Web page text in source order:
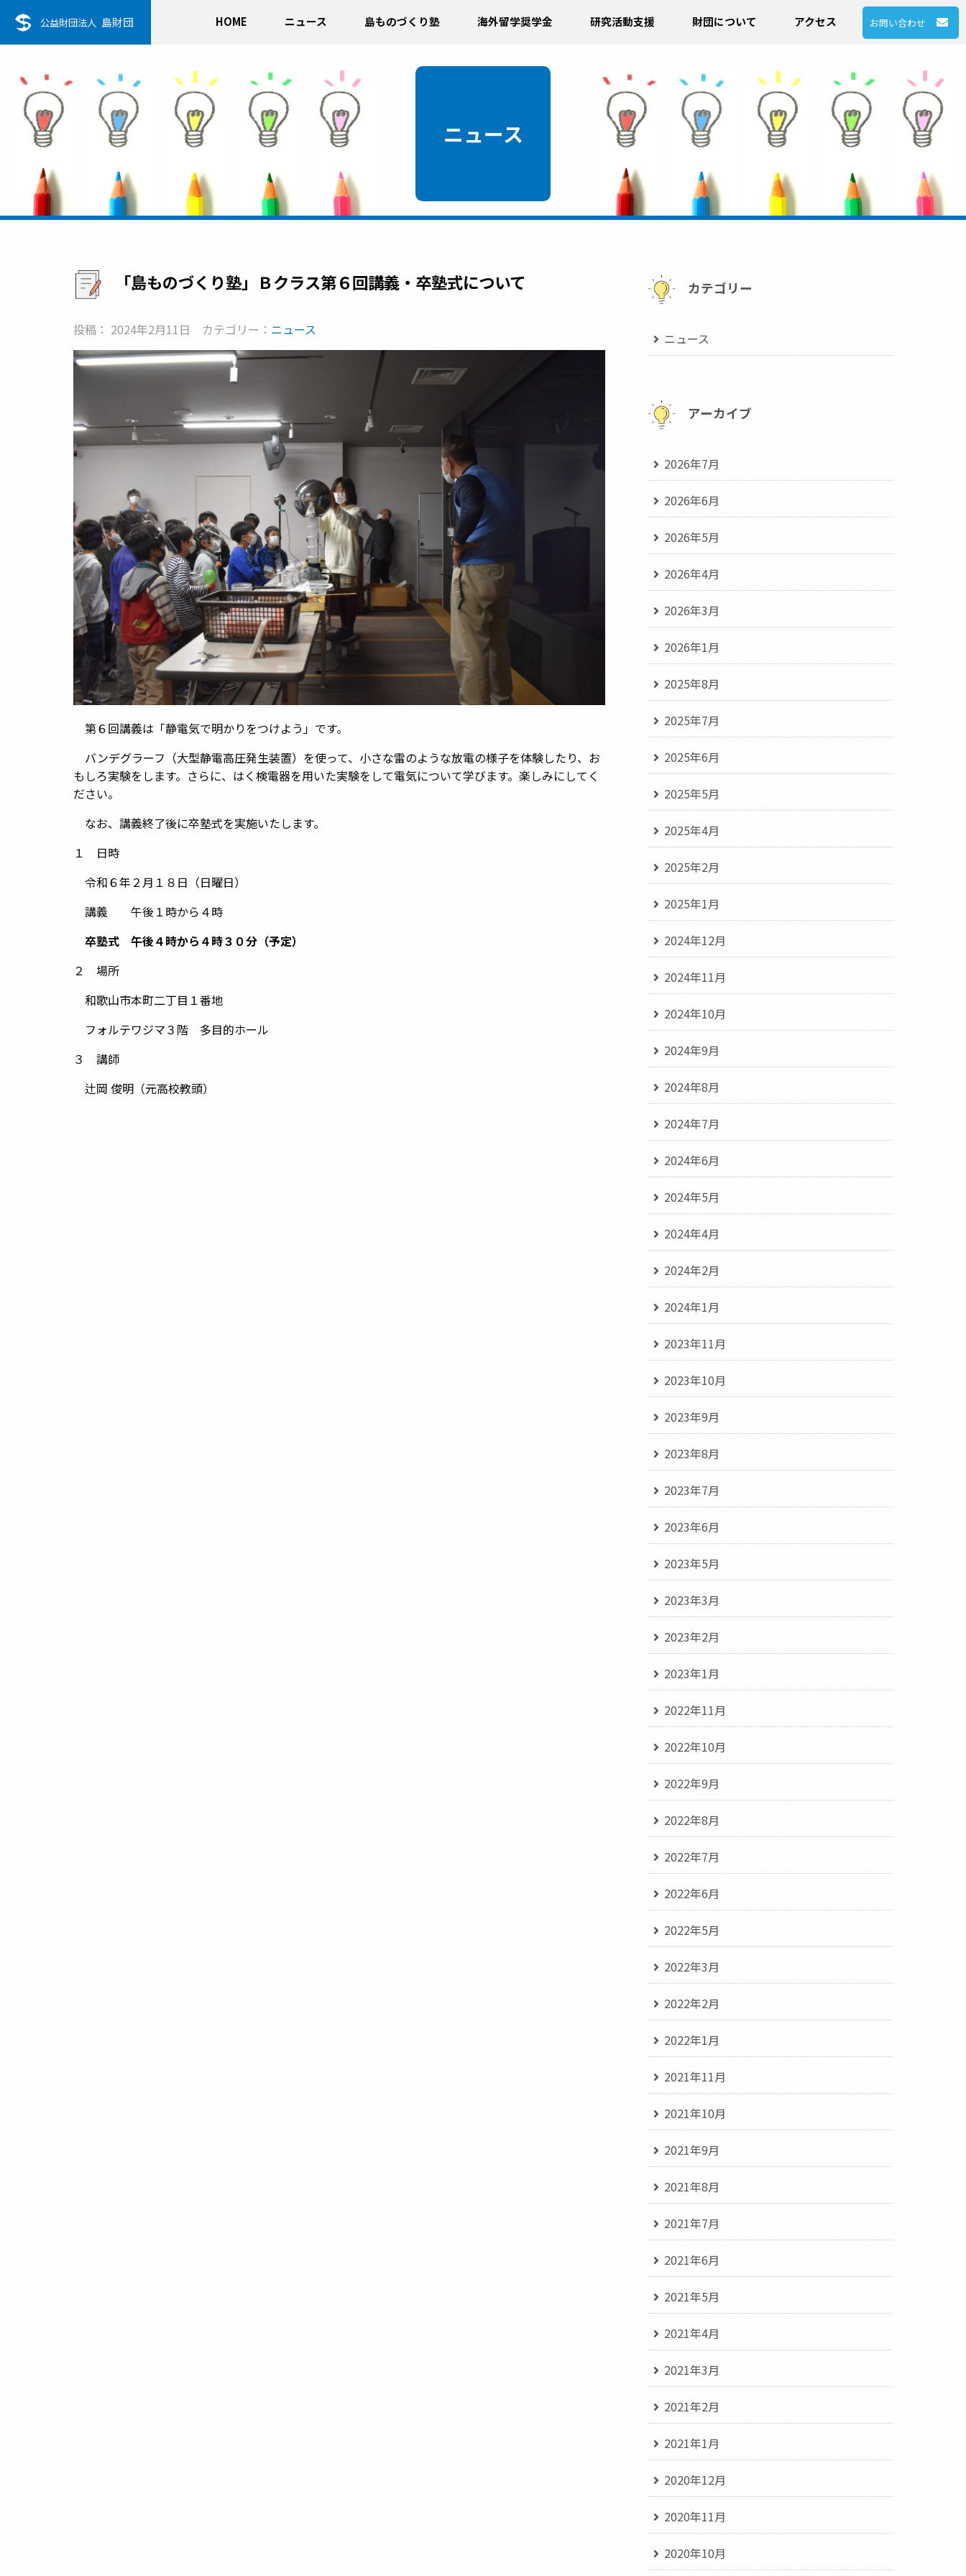
公益財団法人 島財団 HOME ニュース 島ものづくり塾 海外留学奨学金 研究活動支援 財団について アクセス お問い合わせ
ニュース
「島ものづくり塾」Ｂクラス第６回講義・卒塾式について
投稿： 2024年2月11日 カテゴリー： ニュース
第６回講義は「静電気で明かりをつけよう」です。
バンデグラーフ（大型静電高圧発生装置）を使って、小さな雷のような放電の様子を体験したり、お
もしろ実験をします。さらに、はく検電器を用いた実験をして電気について学びます。楽しみにしてく
ださい。
なお、講義終了後に卒塾式を実施いたします。
１ 日時
令和６年２月１８日（日曜日）
講義 午後１時から４時
卒塾式 午後４時から４時３０分（予定）
２ 場所
和歌山市本町二丁目１番地
フォルテワジマ３階 多目的ホール
３ 講師
辻岡 俊明（元高校教頭）
カテゴリー
ニュース
アーカイブ
2026年7月
2026年6月
2026年5月
2026年4月
2026年3月
2026年1月
2025年8月
2025年7月
2025年6月
2025年5月
2025年4月
2025年2月
2025年1月
2024年12月
2024年11月
2024年10月
2024年9月
2024年8月
2024年7月
2024年6月
2024年5月
2024年4月
2024年2月
2024年1月
2023年11月
2023年10月
2023年9月
2023年8月
2023年7月
2023年6月
2023年5月
2023年3月
2023年2月
2023年1月
2022年11月
2022年10月
2022年9月
2022年8月
2022年7月
2022年6月
2022年5月
2022年3月
2022年2月
2022年1月
2021年11月
2021年10月
2021年9月
2021年8月
2021年7月
2021年6月
2021年5月
2021年4月
2021年3月
2021年2月
2021年1月
2020年12月
2020年11月
2020年10月